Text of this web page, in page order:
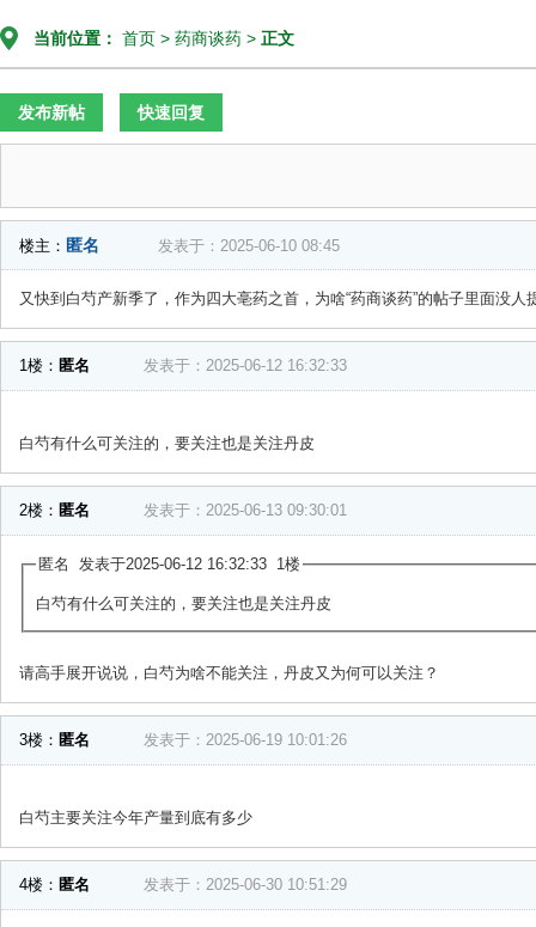
当前位置： 首页 > 药商谈药 > 正文
发布新帖 快速回复
楼主： 匿名 发表于：2025-06-10 08:45
又快到白芍产新季了，作为四大亳药之首，为啥“药商谈药”的帖子里面没
1楼： 匿名 发表于：2025-06-12 16:32:33
白芍有什么可关注的，要关注也是关注丹皮
2楼： 匿名 发表于：2025-06-13 09:30:01
匿名 发表于2025-06-12 16:32:33 1楼
白芍有什么可关注的，要关注也是关注丹皮
请高手展开说说，白芍为啥不能关注，丹皮又为何可以关注？
3楼： 匿名 发表于：2025-06-19 10:01:26
白芍主要关注今年产量到底有多少
4楼： 匿名 发表于：2025-06-30 10:51:29